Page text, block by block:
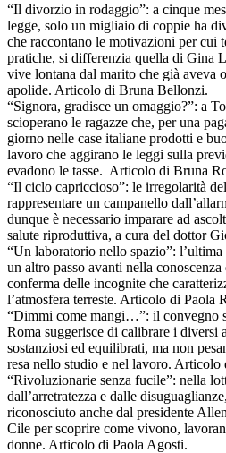
“Il divorzio in rodaggio”: a cinque
legge, solo un migliaio di coppie ha
che raccontano le motivazioni per cui
pratiche, si differenzia quella di Gina
vive lontana dal marito che già aveva
apolide. Articolo di Bruna Bellonzi.
“Signora, gradisce un omaggio?”: a
scioperano le ragazze che, per una
giorno nelle case italiane prodotti e
lavoro che aggirano le leggi sulla
evadono le tasse. Articolo di Bruna
“Il ciclo capriccioso”: le irregolarità
rappresentare un campanello
dunque è necessario imparare ad
salute riproduttiva, a cura del dottor
“Un laboratorio nello spazio”:
un altro passo avanti nella
conferma delle incognite che
l’atmosfera terreste. Articolo di Paola
“Dimmi come mangi…”: il convegno
Roma suggerisce di calibrare i diversi
sostanziosi ed equilibrati, ma non
resa nello studio e nel lavoro.
“Rivoluzionarie senza fucile”: nella
dall’arretratezza e dalle
riconosciuto anche dal presidente
Cile per scoprire come vivono,
donne. Articolo di Paola Agosti.